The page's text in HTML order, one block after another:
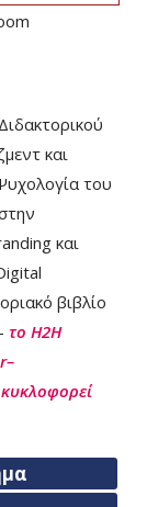
και
του
και
βιβλίο
το H2H